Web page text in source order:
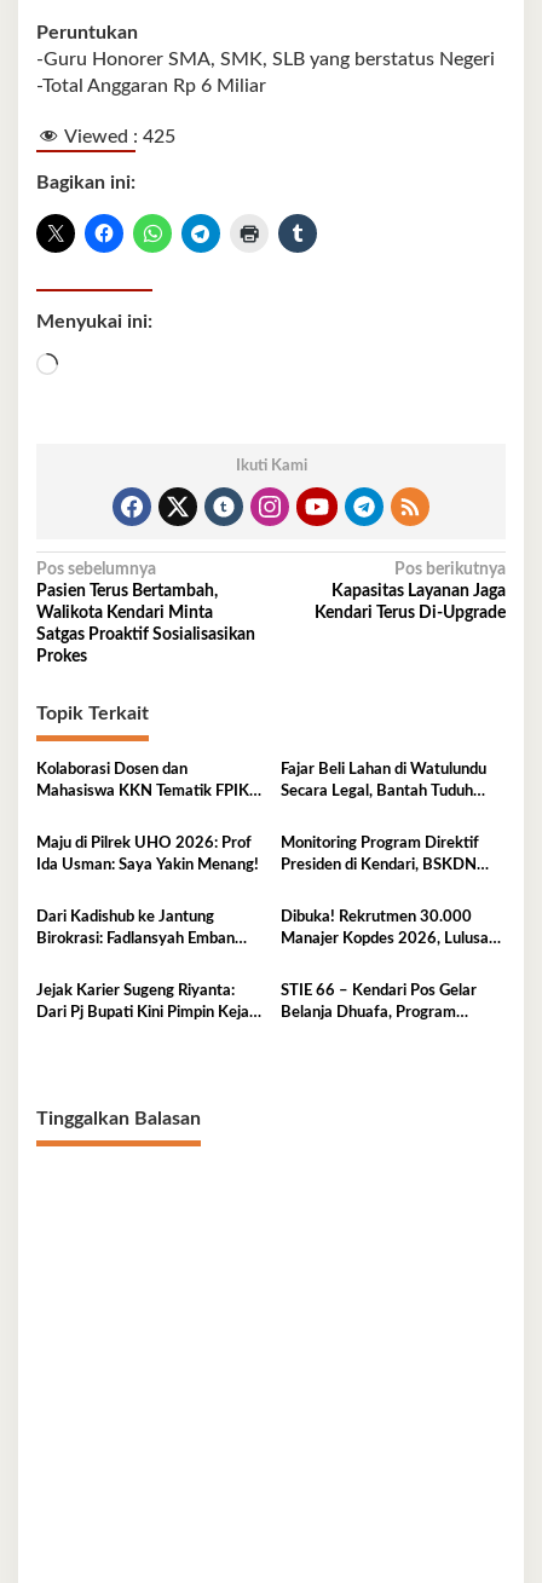
Peruntukan
-Guru Honorer SMA, SMK, SLB yang berstatus Negeri
-Total Anggaran Rp 6 Miliar
Viewed : 425
Bagikan ini:
Menyukai ini:
Memuat...
Ikuti Kami
Navigasi
pos
Pos sebelumnya
Pasien Terus Bertambah,
Walikota Kendari Minta
Satgas Proaktif Sosialisasikan
Prokes
Pos berikutnya
Kapasitas Layanan Jaga
Kendari Terus Di-Upgrade
Topik Terkait
Kolaborasi Dosen dan
Mahasiswa KKN Tematik FPIK
Lingkungan Pesisir bagi Anak-
anak di Kelurahan Lapulu
Fajar Beli Lahan di Watulundu
Secara Legal, Bantah Tuduh
Maju di Pilrek UHO 2026: Prof
Ida Usman: Saya Yakin Menang!
Monitoring Program Direktif
Presiden di Kendari, BSKDN
Sinkronisasi Pusat dan Daerah
Dari Kadishub ke Jantung
Birokrasi: Fadlansyah Emban
Dibuka! Rekrutmen 30.000
Manajer Kopdes 2026, Lulusan
Jejak Karier Sugeng Riyanta:
Dari Pj Bupati Kini Pimpin Kejati
STIE 66 – Kendari Pos Gelar
Belanja Dhuafa, Program
Tinggalkan Balasan